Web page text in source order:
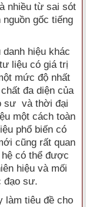
nhiều từ sai sót
gốc tiếng
hiệu khác
liệu có giá trị
mức độ nhất
đa diện của
sư và thời đại
một cách toàn
phổ biến có
cũng rất quan
có thể được
hiệu và mối
đạo sư.
làm tiêu đề cho